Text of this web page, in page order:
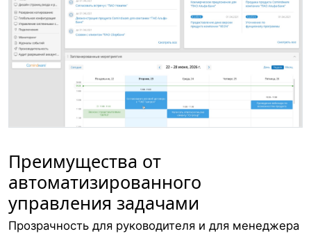
Преимущества от
автоматизированного
управления задачами
Прозрачность для руководителя и для менеджера